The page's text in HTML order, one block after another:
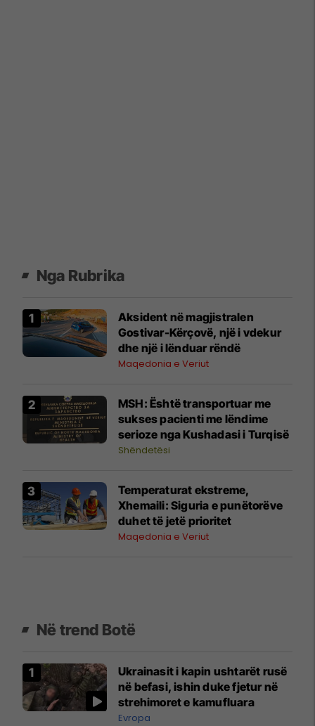
Nga Rubrika
Aksident në magjistralen
Gostivar-Kërçovë, një i vdekur
dhe një i lënduar rëndë
Maqedonia e Veriut
MSH: Është transportuar me
sukses pacienti me lëndime
serioze nga Kushadasi i Turqisë
Shëndetësi
Temperaturat ekstreme,
Xhemaili: Siguria e punëtorëve
duhet të jetë prioritet
Maqedonia e Veriut
Në trend Botë
Ukrainasit i kapin ushtarët rusë
në befasi, ishin duke fjetur në
strehimoret e kamufluara
Evropa